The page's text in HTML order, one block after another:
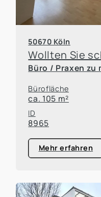
50670 Köln
Büro / Praxen zu
Bürofläche
ca. 105 m²
ID
8965
Mehr erfahren